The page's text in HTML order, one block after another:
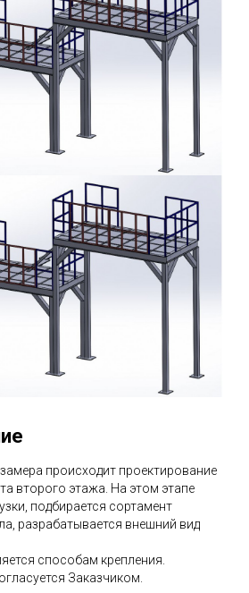
происходит проектирование
второго этажа. На этом этапе
подбирается сортамент
разрабатывается внешний вид
способам крепления.
Заказчиком.